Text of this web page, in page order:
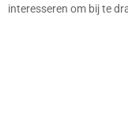
interesseren om bij te